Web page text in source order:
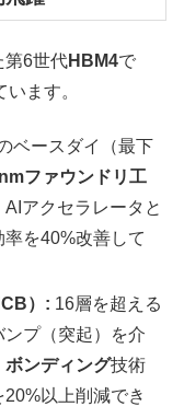
6世代HBM4で
ます。
ベースダイ（最下
ファウンドリ工
アクセラレータと
を40%改善して
）: 16層を超える
プ（突起）を介
ボンディング技術
以上削減でき